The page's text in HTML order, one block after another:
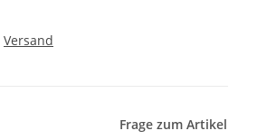
Versand
Frage zum Artikel